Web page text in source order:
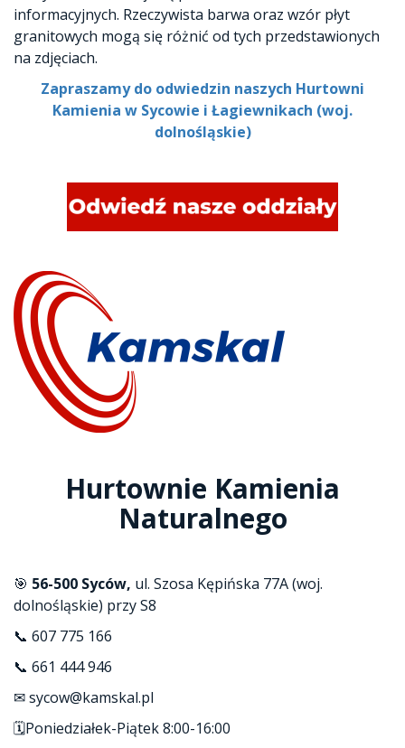
informacyjnych. Rzeczywista barwa oraz wzór płyt
granitowych mogą się różnić od tych przedstawionych
na zdjęciach.
Zapraszamy do odwiedzin naszych Hurtowni
Kamienia w Sycowie i Łagiewnikach (woj.
dolnośląskie)
Hurtownie Kamienia
Naturalnego
🎯 56-500 Syców, ul. Szosa Kępińska 77A (woj.
dolnośląskie) przy S8
📞 607 775 166
📞 661 444 946
✉ sycow@kamskal.pl
🗓Poniedziałek-Piątek 8:00-16:00